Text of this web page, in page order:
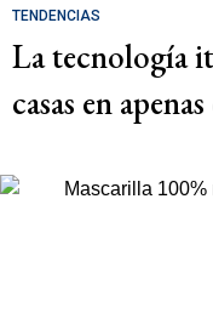
TENDENCIAS
La tecnología
casas en